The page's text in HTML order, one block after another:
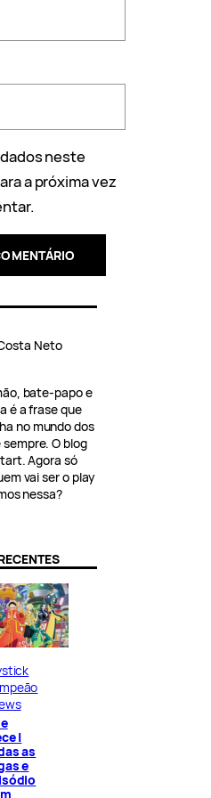
neste
a próxima vez
Neto
bate-papo e
é a frase que
no mundo dos
O blog
Agora só
vai ser o play
nessa?
|
as
e